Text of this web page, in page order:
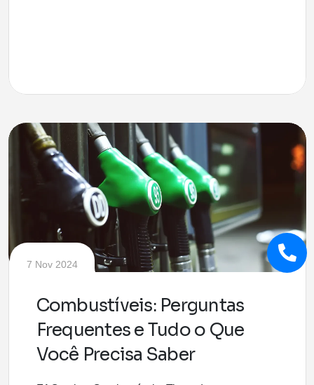
7 Nov 2024
Combustíveis: Perguntas
Frequentes e Tudo o Que
Você Precisa Saber